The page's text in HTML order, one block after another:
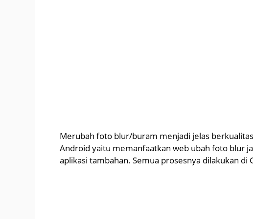
Merubah foto blur/buram menjadi jelas
Android yaitu memanfaatkan web ubah foto blur
aplikasi tambahan. Semua prosesnya dilakukan